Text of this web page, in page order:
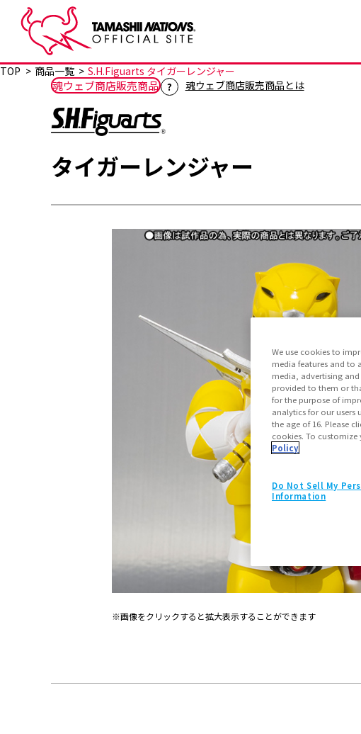
TOP 商品一覧 S.H.Figuarts タイガーレンジャー
タイガーレンジャー
魂ウェブ商店販売商品 魂ウェブ商店販売商品とは（モーダルを
※画像をクリックすると拡大表示することができます
We use cookies to
media features and to
media, advertising
provided to them or
for the purpose of
analytics for our users
the age of 16. Please
cookies. To customize
Policy
Do Not Sell My
Information